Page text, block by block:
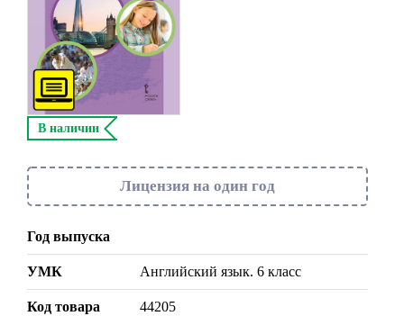
В наличии
Лицензия на один год
Год выпуска
УМК Английский язык. 6 класс
Код товара 44205